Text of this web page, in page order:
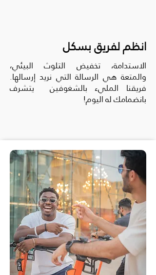
انظم لفريق بسكل
الاستدامة، تخفيض التلوث البيئي،
والمتعة هي الرسالة التي نريد إرسالها.
فريقنا المليء بالشغوفين يتشرف
بانضمامك له اليوم!